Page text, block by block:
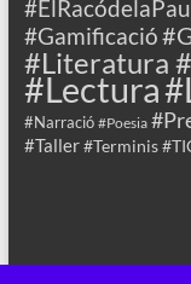
#Gamificació
#Literatura
#Lectura
#Narració #Poesia
#Taller#Terminis